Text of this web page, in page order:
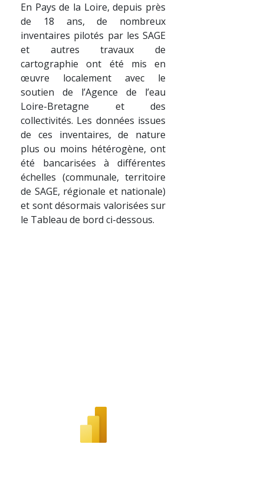
En Pays de la Loire, depuis près
de 18 ans, de nombreux
inventaires pilotés par les SAGE
et autres travaux de
cartographie ont été mis en
œuvre localement avec le
soutien de l’Agence de l’eau
Loire-Bretagne et des
collectivités. Les données issues
de ces inventaires, de nature
plus ou moins hétérogène, ont
été bancarisées à différentes
échelles (communale, territoire
de SAGE, régionale et nationale)
et sont désormais valorisées sur
le Tableau de bord ci-dessous.